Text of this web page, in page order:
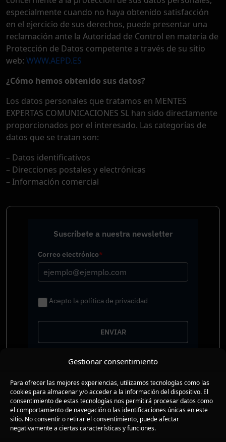
Gestionar consentimiento
Para ofrecer las mejores experiencias, utilizamos tecnologías como las
cookies para almacenar y/o acceder a la información del dispositivo. El
consentimiento de estas tecnologías nos permitirá procesar datos como
el comportamiento de navegación o las identificaciones únicas en este
sitio. No consentir o retirar el consentimiento, puede afectar
negativamente a ciertas características y funciones.
especialmente cuando no haya obtenido satisfacción
en el ejercicio de sus derechos, puede presentar una
reclamación ante la Autoridad de Control en materia de
Protección de Datos competente a través de su sitio
web: WWW.AEPD.ES
¿Cómo hemos obtenido sus datos?
Los datos personales que tratamos en MENTES
EXPERTAS COMUNICACIONES SL han sido directamente
proporcionados por el interesado. Las categorías de
datos que se tratan son:
– Datos identificativos
– Direcciones postales y electrónicas
– Información comercial
Suscríbete a nuestra newsletter
Correo electrónico*
Acepto la política de privacidad
ENVIAR
Presenciales
En tu empresa
Libros
FAQs
Nuestra historia
Contacto
Conferencias motivacionales